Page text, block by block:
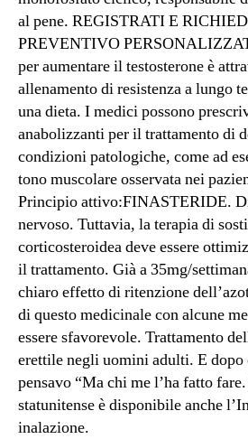
al pene. REGISTRATI E
PREVENTIVO
per aumentare il testosterone è
allenamento di resistenza a lungo
una dieta. I medici possono
anabolizzanti per il trattamento di
condizioni patologiche, come ad
tono muscolare osservata nei
Principio attivo:FINASTERIDE.
nervoso. Tuttavia, la terapia di
corticosteroidea deve essere
il trattamento. Già a 35mg/
chiaro effetto di ritenzione
di questo medicinale con alcune
essere sfavorevole. Trattamento
erettile negli uomini adulti. E dopo
pensavo “Ma chi me l’ha fatto
statunitense è disponibile anche
inalazione.